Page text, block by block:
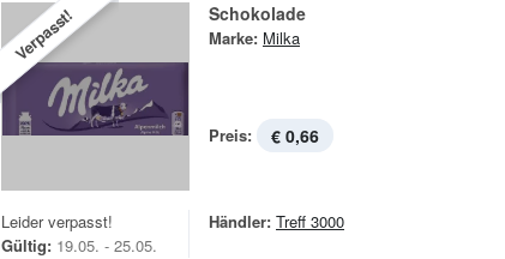
Verpasst! Schokolade
Marke: Milka
Preis: € 0,66
Leider verpasst!
Gültig: 19.05. - 25.05.
Händler: Treff 3000